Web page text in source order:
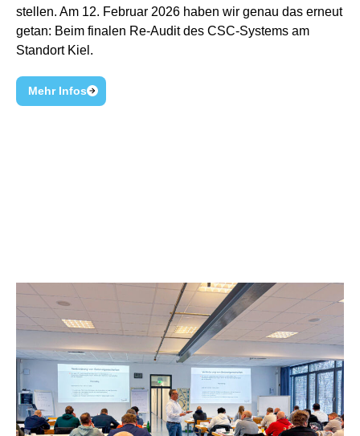
stellen. Am 12. Februar 2026 haben wir genau das erneut
getan: Beim finalen Re-Audit des CSC-Systems am
Standort Kiel.
Mehr Infos